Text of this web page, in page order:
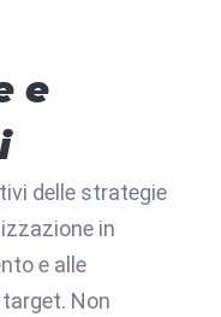
e
delle strategie
in
e alle
Non